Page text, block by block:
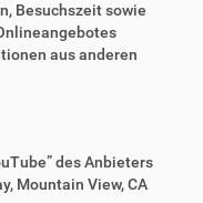
Besuchszeit sowie
aus anderen
des Anbieters
Mountain View, CA